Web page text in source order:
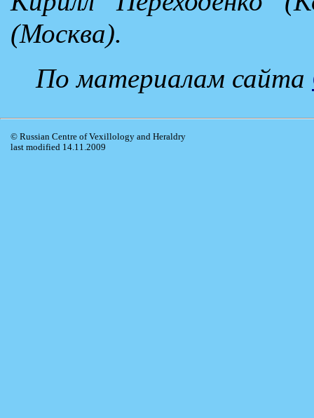
(Москва).
По материалам сайта
© Russian Centre of Vexillology and Heraldry
last modified 14.11.2009